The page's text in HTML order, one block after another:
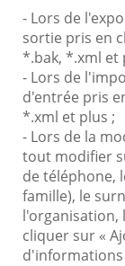
- Lors de
sortie pris en
*.bak, *.xml et
- Lors de
d'entrée pris
*.xml et plus ;
- Lors de la
tout modifier
de téléphone,
famille), le
l'organisation,
cliquer sur «